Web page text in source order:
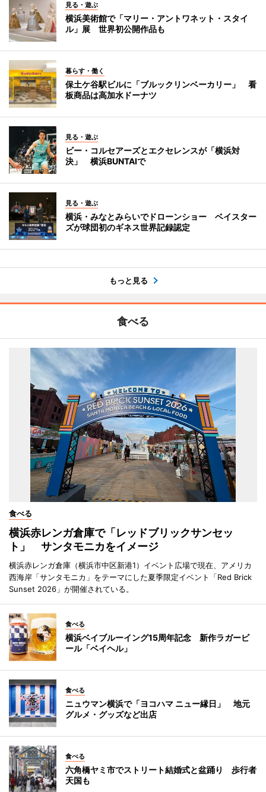
見る・遊ぶ
横浜美術館で「マリー・アントワネット・スタイ
ル」展 世界初公開作品も
暮らす・働く
保土ケ谷駅ビルに「ブルックリンベーカリー」 看
板商品は高加水ドーナツ
見る・遊ぶ
ビー・コルセアーズとエクセレンスが「横浜対
決」 横浜BUNTAIで
見る・遊ぶ
横浜・みなとみらいでドローンショー ベイスター
ズが球団初のギネス世界記録認定
もっと見る
食べる
食べる
横浜赤レンガ倉庫で「レッドブリックサンセッ
ト」 サンタモニカをイメージ
横浜赤レンガ倉庫（横浜市中区新港1）イベント広場で現在、アメリカ
西海岸「サンタモニカ」をテーマにした夏季限定イベント「Red Brick
Sunset 2026」が開催されている。
食べる
横浜ベイブルーイング15周年記念 新作ラガービ
ール「ベイヘル」
食べる
ニュウマン横浜で「ヨコハマ ニュー縁日」 地元
グルメ・グッズなど出店
食べる
六角橋ヤミ市でストリート結婚式と盆踊り 歩行者
天国も